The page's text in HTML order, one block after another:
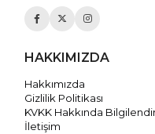
HAKKIMIZDA
Hakkımızda
Gizlilik Politikası
KVKK Hakkında
İletişim